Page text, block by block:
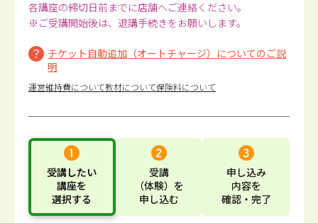
各講座の締切日前までに店舗へご連絡ください。
※ご受講開始後は、退講手続きをお願いします。
チケット自動追加（オートチャージ）についてのご説
明
運営維持費について教材について保険料について
受講したい
講座を
選択する
受講
（体験） を
申し込む
申し込み
内容を
確認・完了